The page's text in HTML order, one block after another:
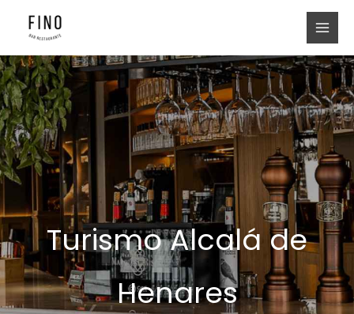
Turismo Alcalá de
Henares